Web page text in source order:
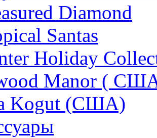
Diamond
Santas
Holiday
Manor (
Kogut (США)